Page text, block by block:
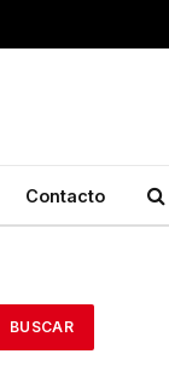
Contacto